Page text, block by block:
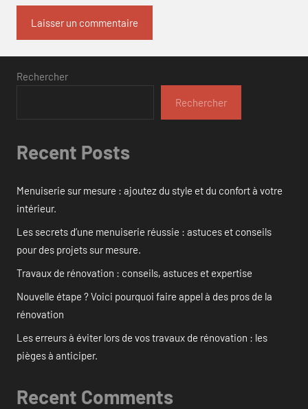
Rechercher
Rechercher
Recent Posts
Menuiserie sur mesure : ajoutez du style et du confort à votre
intérieur.
Les secrets d’une menuiserie réussie : astuces et conseils
pour des projets sur mesure.
Travaux de rénovation : conseils, astuces et expertise
Nouvelle étape ? Voici pourquoi faire appel à des pros de la
rénovation
Les erreurs à éviter lors de vos travaux de rénovation : les
pièges à anticiper.
Recent Comments